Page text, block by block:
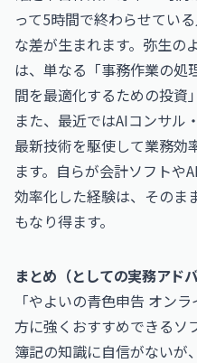
って5時間で終わらせてい
な差が生まれます。弥生の
は、単なる「事務作業の処
間を最適化するための投資
また、最近ではAIコンサル
最新技術を駆使して業務効
ます。自らが会計ソフトや
効率化した経験は、そのま
もなり得ます。
まとめ（としての実務アドバ
「やよいの青色申告 オン
方に強くおすすめできるソ
簿記の知識に自信がないが